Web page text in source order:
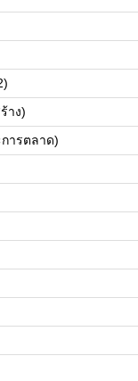
าง)
ารตลาด)